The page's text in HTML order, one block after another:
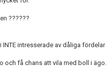
??????
intresserade av dåliga fördelar
och få chans att vila med boll i ägo.